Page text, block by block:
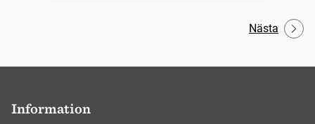
Nästa
Information